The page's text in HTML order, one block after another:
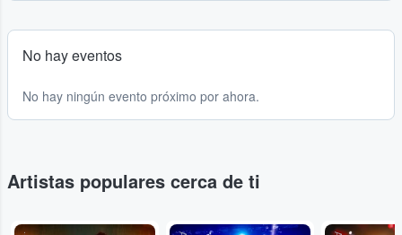
No hay eventos
No hay ningún evento próximo por ahora.
Artistas populares cerca de ti